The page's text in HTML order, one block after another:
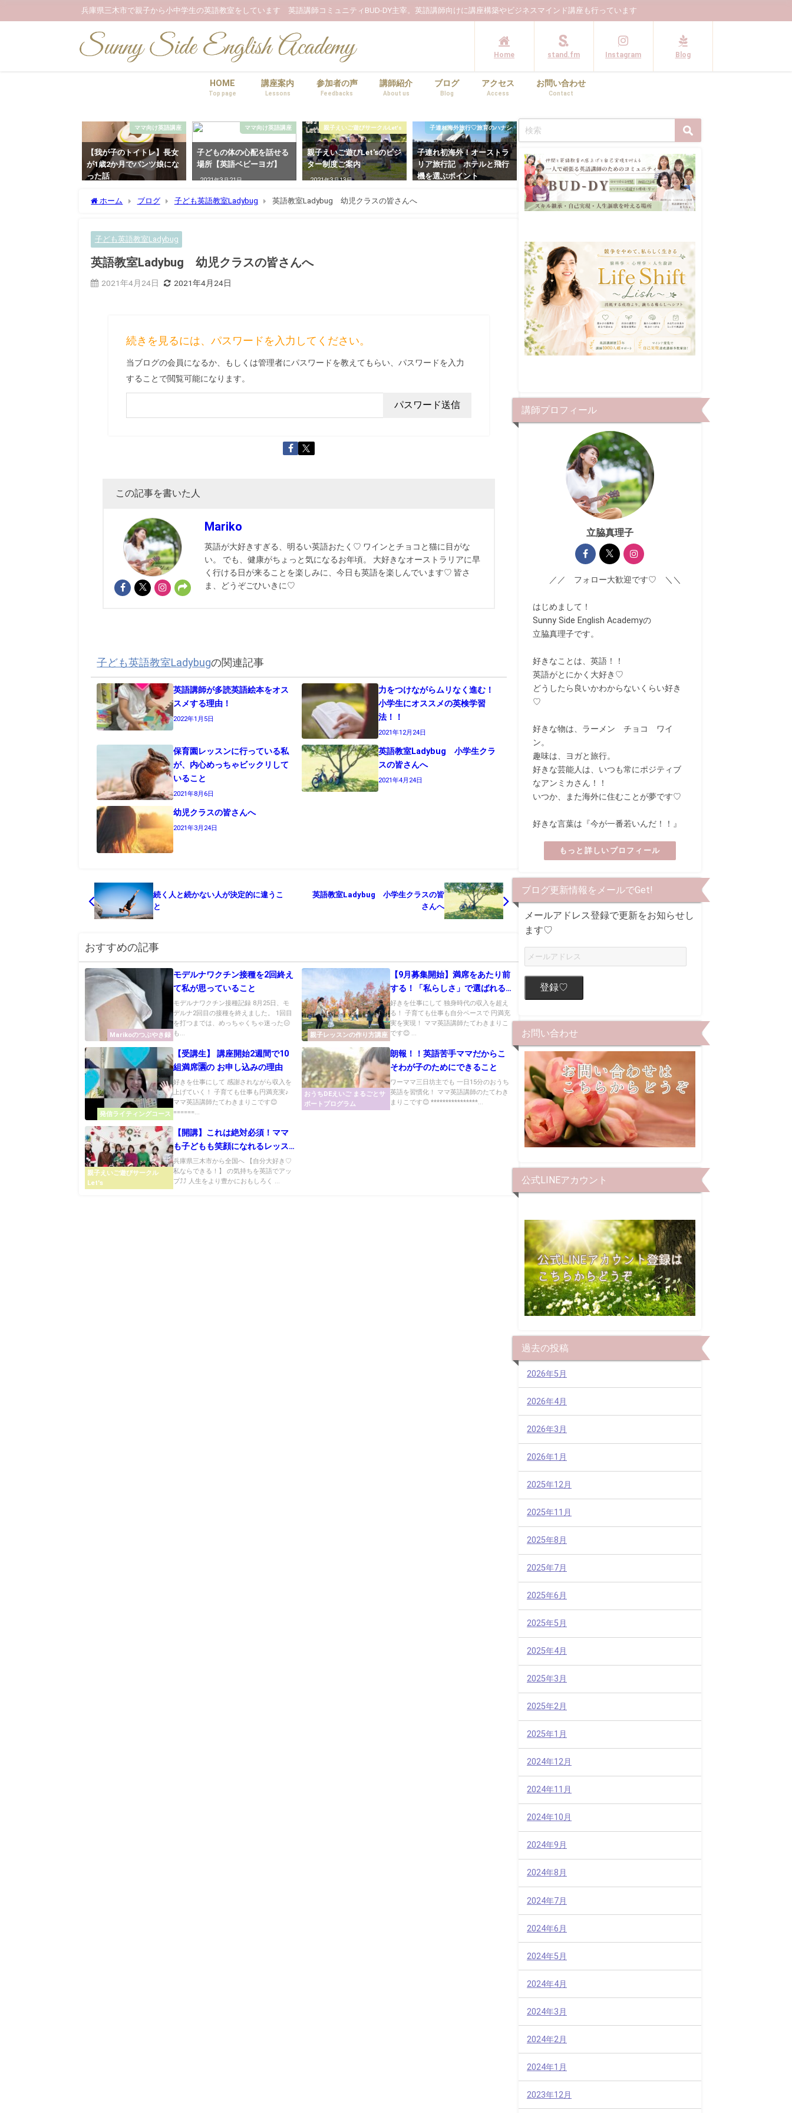
兵庫県三木市で親子から小中学生の英語教室をしています 英語講師コミュニティBUD-DY主宰。英語講師向けに講座構築やビジネスマインド講座も行っています
Home stand.fm Instagram Blog
HOME
Top page
講座案内
Lessons
参加者の声
Feedbacks
講師紹介
About us
ブログ
Blog
アクセス
Access
お問い合わせ
Contact
ママ向け英語講座
【我が子のトイトレ】長女
が1歳2か月でパンツ娘にな
った話
ママ向け英語講座
子どもの体の心配を話せる
場所【英語ベビーヨガ】
2021年3月21日
親子えいご遊びサークルLet's
親子えいご遊びLet'sのビジ
ター制度ご案内
2021年3月13日
子連れ海外旅行♡旅育のハナシ
子連れ初海外！オーストラ
リア旅行記 ホテルと飛行
機を選ぶポイント
ホーム ブログ 子ども英語教室Ladybug 英語教室Ladybug 幼児クラスの皆さんへ
子ども英語教室Ladybug
英語教室Ladybug 幼児クラスの皆さんへ
2021年4月24日 2021年4月24日
続きを見るには、パスワードを入力してください。
当ブログの会員になるか、もしくは管理者にパスワードを教えてもらい、パスワードを入力
することで閲覧可能になります。
この記事を書いた人
Mariko
英語が大好きすぎる、明るい英語おたく♡ ワインとチョコと猫に目がな
い。 でも、健康がちょっと気になるお年頃。 大好きなオーストラリアに早
く行ける日が来ることを楽しみに、今日も英語を楽しんでいます♡ 皆さ
ま、どうぞごひいきに♡
子ども英語教室Ladybugの関連記事
英語講師が多読英語絵本をオス
スメする理由！
2022年1月5日
力をつけながらムリなく進む！
小学生にオススメの英検学習
法！！
2021年12月24日
保育園レッスンに行っている私
が、内心めっちゃビックリして
いること
2021年8月6日
英語教室Ladybug 小学生クラ
スの皆さんへ
2021年4月24日
幼児クラスの皆さんへ
2021年3月24日
続く人と続かない人が決定的に違うこ
と
英語教室Ladybug 小学生クラスの皆
さんへ
おすすめの記事
Marikoのつぶやき録
モデルナワクチン接種を2回終え
て私が思っていること
モデルナワクチン接種記録 8月25日、モ
デルナ2回目の接種を終えました。 1回目
を打つまでは、めっちゃくちゃ迷った😑
も...
親子レッスンの作り方講座
【9月募集開始】満席をあたり前
する！「私らしさ」で選ばれる
親子英語レッスンの作り方講座
好きを仕事にして 独身時代の収入を超え
る！ 子育ても仕事も自分ペースで 円満充
実を実現！ ママ英語講師たてわきまりこ
です😊 ...
発信ライティングコース
【受講生】 講座開始2週間で10
組満席🈵の お申し込みの理由
好きを仕事にして 感謝されながら収入を
上げていく！ 子育ても仕事も円満充実♪
ママ英語講師たてわきまりこです😊
======...
おうちDEえいご まるごとサ
ポートプログラム
朗報！！英語苦手ママだからこ
そわが子のためにできること
ワーママ三日坊主でも 一日15分のおうち
英語を習慣化！ ママ英語講師のたてわき
まりこです😊 ****************...
親子えいご遊びサークル
Let's
【開講】これは絶対必須！ママ
も子どもも笑顔になれるレッス
ンのヒミツ
兵庫県三木市から全国へ 【自分大好き♡
私ならできる！】 の気持ちを英語でアッ
プ⤴⤴ 人生をより豊かにおもしろく ...
講師プロフィール
立脇真理子
／／ フォロー大歓迎です♡ ＼＼
はじめまして！
Sunny Side English Academyの
立脇真理子です。
好きなことは、英語！！
英語がとにかく大好き♡
どうしたら良いかわからないくらい好き
♡
好きな物は、ラーメン チョコ ワイ
ン。
趣味は、ヨガと旅行。
好きな芸能人は、いつも常にポジティブ
なアンミカさん！！
いつか、また海外に住むことが夢です♡
好きな言葉は『今が一番若いんだ！！』
もっと詳しいプロフィール
ブログ更新情報をメールでGet!
メールアドレス登録で更新をお知らせし
ます♡
登録♡
お問い合わせ
公式LINEアカウント
過去の投稿
2026年5月
2026年4月
2026年3月
2026年1月
2025年12月
2025年11月
2025年8月
2025年7月
2025年6月
2025年5月
2025年4月
2025年3月
2025年2月
2025年1月
2024年12月
2024年11月
2024年10月
2024年9月
2024年8月
2024年7月
2024年6月
2024年5月
2024年4月
2024年3月
2024年2月
2024年1月
2023年12月